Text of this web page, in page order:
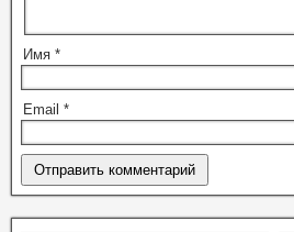
Имя *
Email *